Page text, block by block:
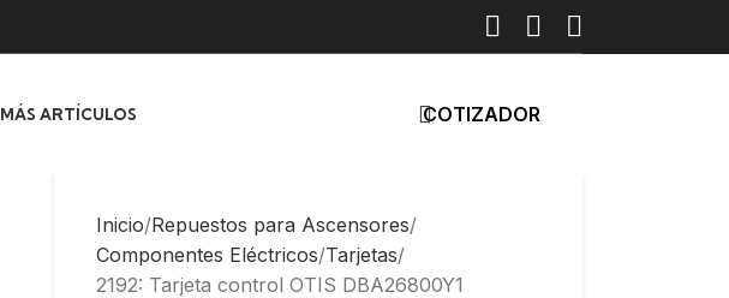
MÁS ARTÍCULOS COTIZADOR
Inicio Repuestos para Ascensores
Componentes Eléctricos Tarjetas
2192: Tarjeta control OTIS DBA26800Y1